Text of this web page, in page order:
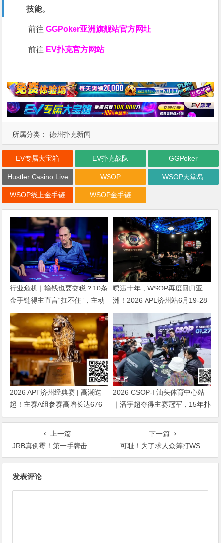
所属分类： 德州扑克新闻
技能。
前往GGPoker亚洲旗舰站官方网址
前往 EV扑克官方网站
EV专属大宝箱 EV扑克战队 GGPoker
Hustler Casino Live WSOP WSOP天堂岛
WSOP线上金手链 WSOP金手链
行业危机｜输钱也要交税？10条
金手链得主直言“扛不住”，主动
砍掉四分之三比赛
暌违十年，WSOP再度回归亚
洲！2026 APL济州站6月19-28
日盛大登场！
2026 APT济州经典赛 | 高潮迭
起！主赛A组参赛高增长达676
人次！中国选手 Tony Lin 逆袭
夺超级豪客赛冠军！
2026 CSOP-I 汕头体育中心站
｜潘宇超夺得主赛冠军，15年扑
克路，圆梦CSOP！
上一篇
JRB真倒霉！第一手牌击中同花 却输掉$30万大底池！
下一篇
可耻！为了求人众筹打WSOP主赛，他居然假装癌症晚期
发表评论